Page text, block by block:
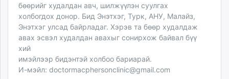
бөөрийг худалдан авч, шилжүүлэн суулгах
холбогдох донор. Бид Энэтхэг, Турк, АНУ, Малайз,
Энэтхэг улсад байрладаг. Хэрэв та бөөр худалдаж
авах эсвэл худалдан авахыг сонирхож байвал бүү
хий
имэйлээр бидэнтэй холбоо бариарай.
И-мэйл: doctormacphersonclinic@gmail.com